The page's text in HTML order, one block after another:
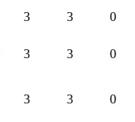
3 3 0
3 3 0
3 3 0